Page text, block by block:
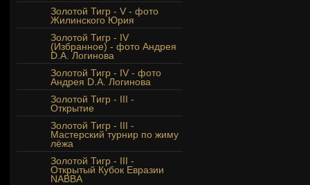
Золотой Тигр - V - фото
Жилинского Юрия
Золотой Тигр - IV
(Избранное) - фото Андрея
D.A. Логинова
Золотой Тигр - IV - фото
Андрея D.A. Логинова
Золотой Тигр - III -
Открытие
Золотой Тигр - III -
Мастерский турнир по жиму
лёжа
Золотой Тигр - III -
Открытый Кубок Евразии
NABBA